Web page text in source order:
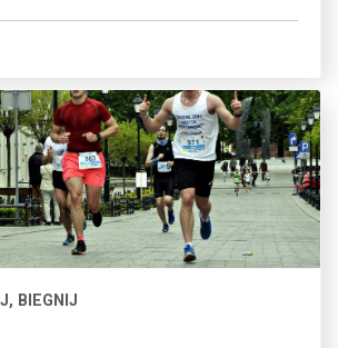
BIEGNIJ